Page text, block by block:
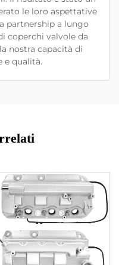
le loro aspettative
partnership a lungo
coperchi valvole da
nostra capacità di
e qualità.